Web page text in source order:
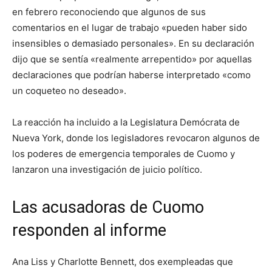
en febrero reconociendo que algunos de sus
comentarios en el lugar de trabajo «pueden haber sido
insensibles o demasiado personales». En su declaración
dijo que se sentía «realmente arrepentido» por aquellas
declaraciones que podrían haberse interpretado «como
un coqueteo no deseado».
La reacción ha incluido a la Legislatura Demócrata de
Nueva York, donde los legisladores revocaron algunos de
los poderes de emergencia temporales de Cuomo y
lanzaron una investigación de juicio político.
Las acusadoras de Cuomo
responden al informe
Ana Liss y Charlotte Bennett, dos exempleadas que